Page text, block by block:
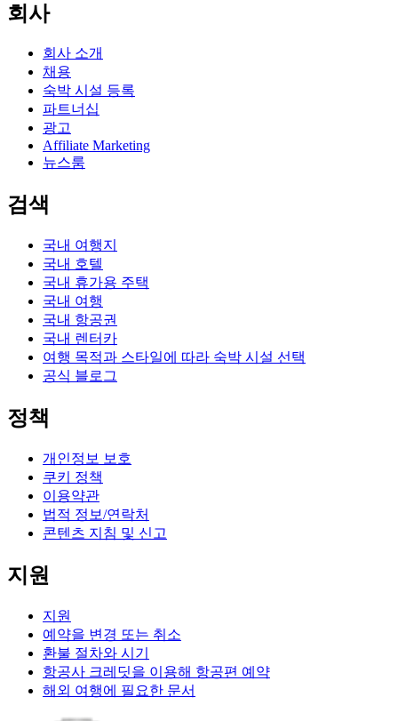
회사
회사 소개
채용
숙박 시설 등록
파트너십
광고
Affiliate Marketing
뉴스룸
검색
국내 여행지
국내 호텔
국내 휴가용 주택
국내 여행
국내 항공권
국내 렌터카
여행 목적과 스타일에 따라 숙박 시설 선택
공식 블로그
정책
개인정보 보호
쿠키 정책
이용약관
법적 정보/연락처
콘텐츠 지침 및 신고
지원
지원
예약을 변경 또는 취소
환불 절차와 시기
항공사 크레딧을 이용해 항공편 예약
해외 여행에 필요한 문서